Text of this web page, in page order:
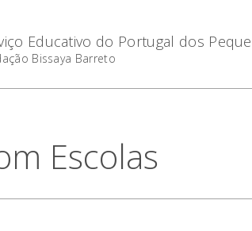
Educativo do Portugal dos
Bissaya Barreto
Escolas